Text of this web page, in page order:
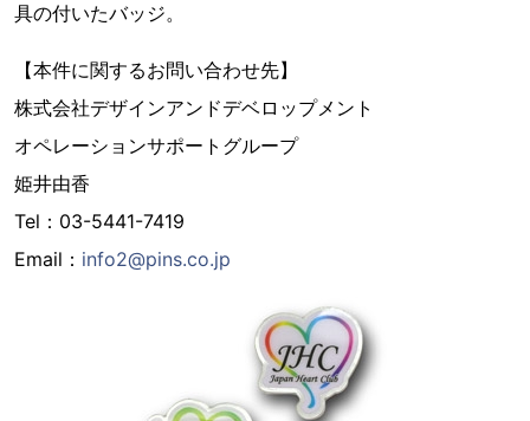
具の付いたバッジ。
【本件に関するお問い合わせ先】
株式会社デザインアンドデベロップメント
オペレーションサポートグループ
姫井由香
Tel：03-5441-7419
Email： info2@pins.co.jp